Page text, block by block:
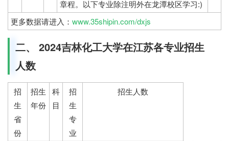
章程。以下专业除注明外在龙潭校区学习:)
更多数据请进入： www.35shipin.com/dxjs
二、 2024吉林化工大学在江苏各专业招生
人数
招
生
省
份
招生
年份
科
目
招
生
专
业
招生人数